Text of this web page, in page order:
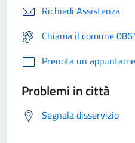
Richiedi Assistenza
Chiama il comune
Prenota un
Problemi in città
Segnala disservizio